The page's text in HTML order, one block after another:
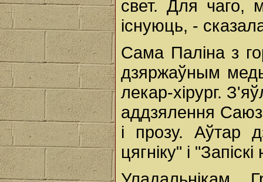
свет. Для чаго,
існуюць, -
Сама Паліна з
дзяржаўным
лекар-хірург.
аддзялення
і прозу. Аўтар
цягніку" і "Запіскi